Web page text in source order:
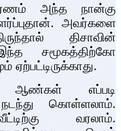
அந்த நான்கு
அவர்களை
திசாவின்
சமூகத்திற்கோ
ஏற்பட்டிருக்காது.
ஆண்கள் எப்படி
கொள்ளலாம்.
வரலாம்.